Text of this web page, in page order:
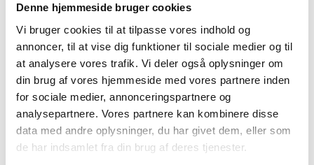
Denne hjemmeside bruger cookies
Vi bruger cookies til at tilpasse vores indhold og
annoncer, til at vise dig funktioner til sociale medier og til
at analysere vores trafik. Vi deler også oplysninger om
din brug af vores hjemmeside med vores partnere inden
for sociale medier, annonceringspartnere og
analysepartnere. Vores partnere kan kombinere disse
data med andre oplysninger, du har givet dem, eller som
de har indsamlet fra din brug af deres tjenester.
oprindelige arkitektur og status som
fredet kulturarv, udførte TL Byg en
nænsom renovering af hovedbygningen
i tæt samarbejde med Slots- og
Kulturstyrelsen, bygherre og dennes
rådgivere. Projektet omhandlede blandt
andet renovering af de gamle
trækonstruktioner i etageadskillelser og
tagværk, restaurering af kalkede
facader, genskabelse og renovering af